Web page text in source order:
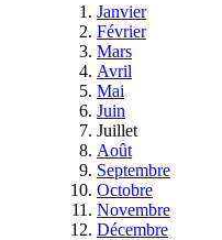
Janvier
Février
Mars
Avril
Mai
Juin
Juillet
Août
Septembre
Octobre
Novembre
Décembre